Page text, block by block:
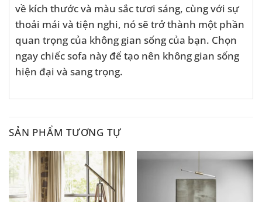
về kích thước và màu sắc tươi sáng, cùng với sự
thoải mái và tiện nghi, nó sẽ trở thành một phần
quan trọng của không gian sống của bạn. Chọn
ngay chiếc sofa này để tạo nên không gian sống
hiện đại và sang trọng.
SẢN PHẨM TƯƠNG TỰ